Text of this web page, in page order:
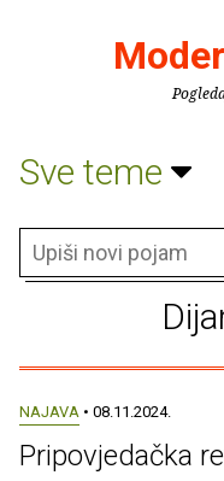
Sve teme
NAJAVA • 08.11.2024.
Pripovjedačka